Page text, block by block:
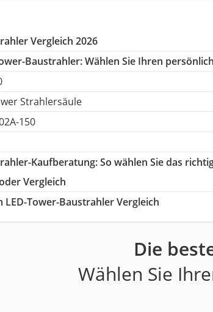
Vergleich 2026
Baustrahler:Wählen Sie Ihren
Strahlersäule
150
Kaufberatung: So wählen Sie das
Vergleich
LED-Tower-Baustrahler Vergleich
Die
Wählen Sie